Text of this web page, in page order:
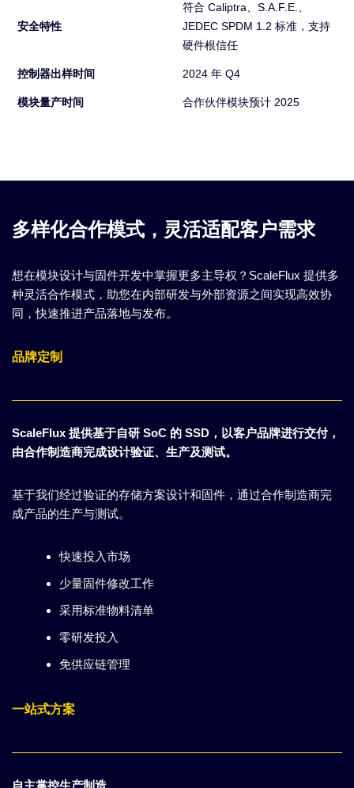
安全特性
符合 Caliptra、S.A.F.E.、
JEDEC SPDM 1.2 标准，支持
硬件根信任
控制器出样时间 2024 年 Q4
模块量产时间 合作伙伴模块预计 2025
多样化合作模式，灵活适配客户需求
想在模块设计与固件开发中掌握更多主导权？ScaleFlux 提供多
种灵活合作模式，助您在内部研发与外部资源之间实现高效协
同，快速推进产品落地与发布。
品牌定制
ScaleFlux 提供基于自研 SoC 的 SSD，以客户品牌进行交付，
由合作制造商完成设计验证、生产及测试。
基于我们经过验证的存储方案设计和固件，通过合作制造商完
成产品的生产与测试。
快速投入市场
少量固件修改工作
采用标准物料清单
零研发投入
免供应链管理
一站式方案
自主掌控生产制造